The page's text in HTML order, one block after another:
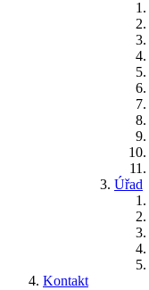
Úřad
Kontakt